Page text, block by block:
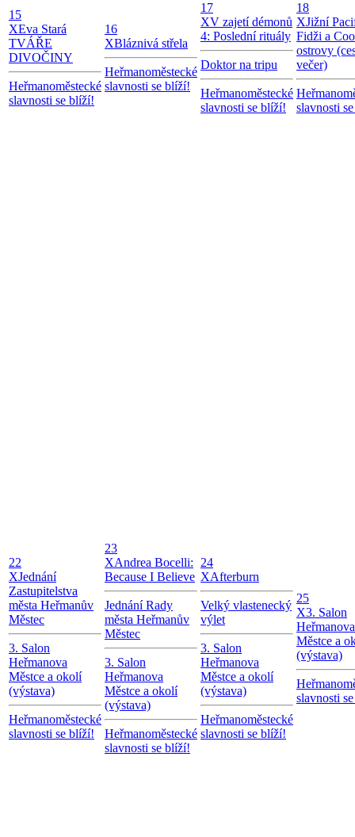
15
XEva Stará
TVÁŘE
DIVOČINY
Heřmanoměstecké
slavnosti se blíží!
16
XBláznivá střela
Heřmanoměstecké
slavnosti se blíží!
17
XV zajetí démonů
4: Poslední rituály
Doktor na tripu
Heřmanoměstecké
slavnosti se blíží!
18
XJižní
Fidži a
ostrovy
večer)
slavnosti
22
XJednání
Zastupitelstva
města Heřmanův
Městec
3. Salon
Heřmanova
Městce a okolí
(výstava)
Heřmanoměstecké
slavnosti se blíží!
23
XAndrea Bocelli:
Because I Believe
Jednání Rady
města Heřmanův
Městec
3. Salon
Heřmanova
Městce a okolí
(výstava)
Heřmanoměstecké
slavnosti se blíží!
24
XAfterburn
Velký vlastenecký
výlet
3. Salon
Heřmanova
Městce a okolí
(výstava)
Heřmanoměstecké
slavnosti se blíží!
25
X3. Salon
Heřmanova
Městce a
(výstava)
slavnosti